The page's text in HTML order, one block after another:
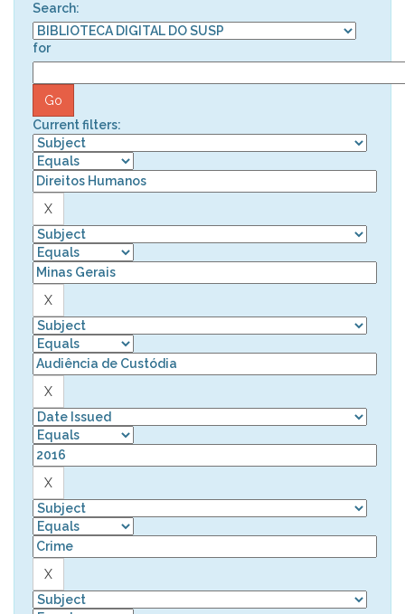
Search:
for
Current filters: